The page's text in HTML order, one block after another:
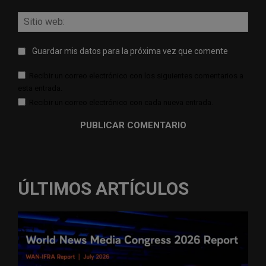
Guardar mis datos para la próxima vez que comente
ÚLTIMOS ARTÍCULOS